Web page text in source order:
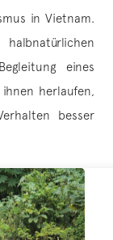
in Vietnam.
eines
herlaufen,
besser